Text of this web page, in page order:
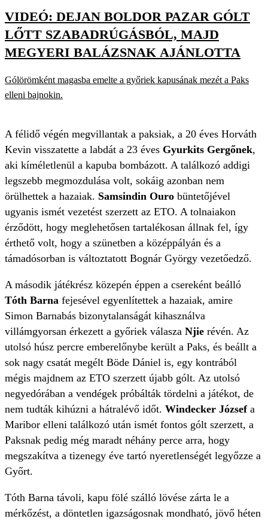
VIDEÓ: DEJAN BOLDOR PAZAR GÓLT
LŐTT SZABADRÚGÁSBÓL, MAJD
MEGYERI BALÁZSNAK AJÁNLOTTA
Gólörömként magasba emelte a győriek kapusának mezét a Paks
elleni bajnokin.
A félidő végén megvillantak a paksiak, a 20 éves Horváth
Kevin visszatette a labdát a 23 éves Gyurkits Gergőnek,
aki kíméletlenül a kapuba bombázott. A találkozó addigi
legszebb megmozdulása volt, sokáig azonban nem
örülhettek a hazaiak. Samsindin Ouro büntetőjével
ugyanis ismét vezetést szerzett az ETO. A tolnaiakon
érződött, hogy meglehetősen tartalékosan állnak fel, így
érthető volt, hogy a szünetben a középpályán és a
támadósorban is változtatott Bognár György vezetőedző.
A második játékrész közepén éppen a csereként beálló
Tóth Barna fejesével egyenlítettek a hazaiak, amire
Simon Barnabás bizonytalanságát kihasználva
villámgyorsan érkezett a győriek válasza Njie révén. Az
utolsó húsz percre emberelőnybe került a Paks, és beállt a
sok nagy csatát megélt Böde Dániel is, egy kontrából
mégis majdnem az ETO szerzett újabb gólt. Az utolsó
negyedórában a vendégek próbálták tördelni a játékot, de
nem tudták kihúzni a hátralévő időt. Windecker József a
Maribor elleni találkozó után ismét fontos gólt szerzett, a
Paksnak pedig még maradt néhány perce arra, hogy
megszakítva a tizenegy éve tartó nyeretlenségét legyőzze a
Győrt.
Tóth Barna távoli, kapu fölé szálló lövése zárta le a
mérkőzést, a döntetlen igazságosnak mondható, jövő héten